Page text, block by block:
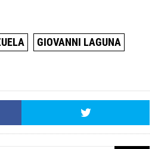
GIOVANNI LAGUNA